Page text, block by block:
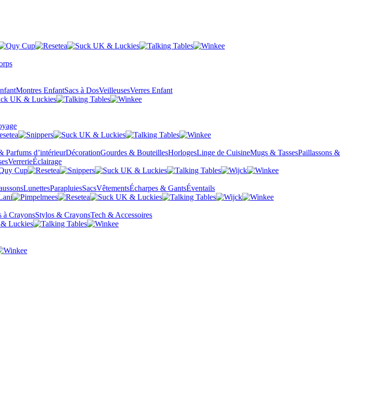
Montres EnfantSacs à DosVeilleusesVerres Enfant
Parfums d’intérieurDécorationGourdes & BouteillesHorlogesLinge de CuisineMugs & TassesPaillassons &
VerrerieÉclairage
LunettesParapluiesSacsVêtementsÉcharpes & GantsÉventails
à CrayonsStylos & CrayonsTech & Accessoires